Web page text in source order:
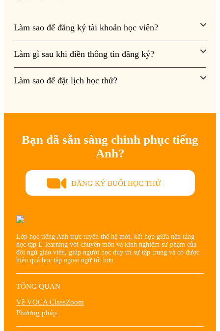
Làm sao để đăng ký tài khoản học viên?
Làm gì sau khi điền thông tin đăng ký?
Làm sao để đặt lịch học thử?
Bạn đã sẵn sàng chinh phục tiếng
Anh?
ĐĂNG KÝ BUỔI HỌC THỬ
Lớp học tiếng Anh trực tuyến thế hệ mới, kết hợp giữa nền tảng
học tập E-learning với chuyên môn và kinh nghiệm sư phạm của
đội ngũ giáo viên, giúp người học duy trì sự tập trung và có được
hiệu quả học tập ngoại ngữ tốt hơn.
TỔNG QUAN
Về VOCA ClassZoom
Phương pháp